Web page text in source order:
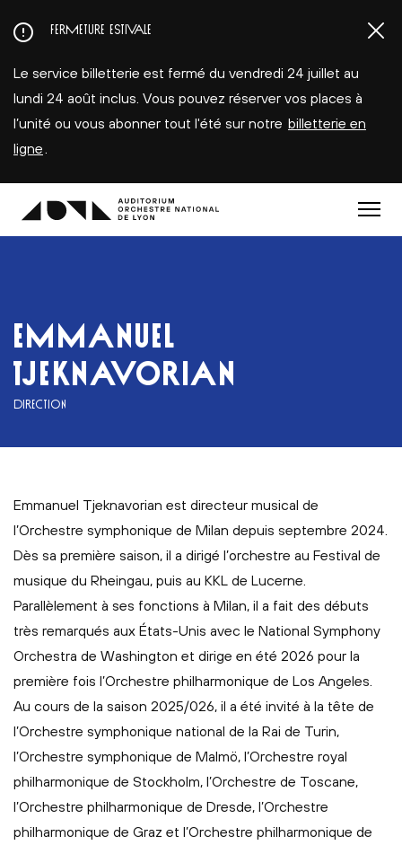
au
principal
FERMETURE ESTIVALE
Le service billetterie est fermé du vendredi 24 juillet au
lundi 24 août inclus. Vous pouvez réserver vos places à
l’unité ou vous abonner tout l'été sur notre billetterie en
ligne
Menu
EMMANUEL
TJEKNAVORIAN
DIRECTION
Emmanuel Tjeknavorian est directeur musical de
l’Orchestre symphonique de Milan depuis septembre 2024.
Dès sa première saison, il a dirigé l’orchestre au Festival de
musique du Rheingau, puis au KKL de Lucerne.
Parallèlement à ses fonctions à Milan, il a fait des débuts
très remarqués aux États-Unis avec le National Symphony
Orchestra de Washington et dirige en été 2026 pour la
première fois l’Orchestre philharmonique de Los Angeles.
Au cours de la saison 2025/026, il a été invité à la tête de
l’Orchestre symphonique national de la Rai de Turin,
l’Orchestre symphonique de Malmö, l’Orchestre royal
philharmonique de Stockholm, l’Orchestre de Toscane,
l’Orchestre philharmonique de Dresde, l’Orchestre
philharmonique de Graz et l’Orchestre philharmonique de